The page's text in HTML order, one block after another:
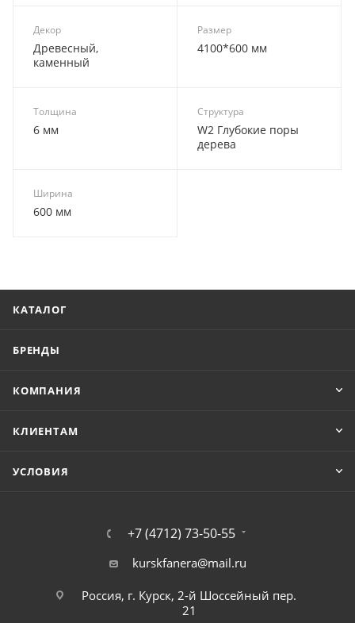
Декор
Древесный,
каменный
Размер
4100*600 мм
Толщина
6 мм
Структура
W2 Глубокие поры
дерева
Ширина
600 мм
КАТАЛОГ
БРЕНДЫ
КОМПАНИЯ
КЛИЕНТАМ
УСЛОВИЯ
+7 (4712) 73-50-55
kurskfanera@mail.ru
Россия, г. Курск, 2-й Шоссейный пер.
21